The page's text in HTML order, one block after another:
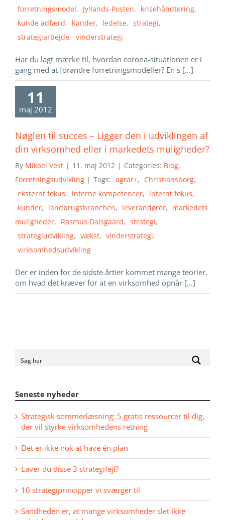
forretningsmodel, Jyllands-Posten, krisehåndtering,
kunde adfærd, kunder, ledelse, strategi,
strategiarbejde, vinderstrategi
Har du lagt mærke til, hvordan corona-situationen er i
gang med at forandre forretningsmodeller? En s [...]
11
maj 2012
Nøglen til succes – Ligger den i udviklingen af
din virksomhed eller i markedets muligheder?
By Mikael Vest | 11. maj 2012 | Categories: Blog,
Forretningsudvikling | Tags: agrar+, Christiansborg,
eksternt fokus, interne kompetencer, internt fokus,
kunder, landbrugsbranchen, leverandører, markedets
muligheder, Rasmus Dalsgaard, strategi,
strategiudvikling, vækst, vinderstrategi,
virksomhedsudvikling
Der er inden for de sidste årtier kommet mange teorier,
om hvad det kræver for at en virksomhed opnår [...]
Seneste nyheder
Strategisk sommerlæsning: 5 gratis ressourcer til dig,
der vil styrke virksomhedens retning
Det er ikke nok at have én plan
Laver du disse 3 strategifejl?
10 strategiprincipper vi sværger til
Sandheden er, at mange virksomheder slet ikke